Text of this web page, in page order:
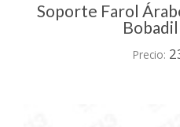
Soporte Farol
Precio: